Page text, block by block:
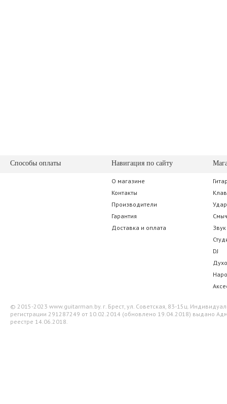
Способы оплаты Навигация по сайту
О магазине
Контакты
Производители
Гарантия
Доставка и оплата
Звук
DJ
© 2015-2023 www.guitarman.by. г. Брест, ул. Советская, 83-15ц.
регистрации 291287249 от 10.02.2014 (обновлено 19.04.2018) выдано
реестре 14.06.2018.